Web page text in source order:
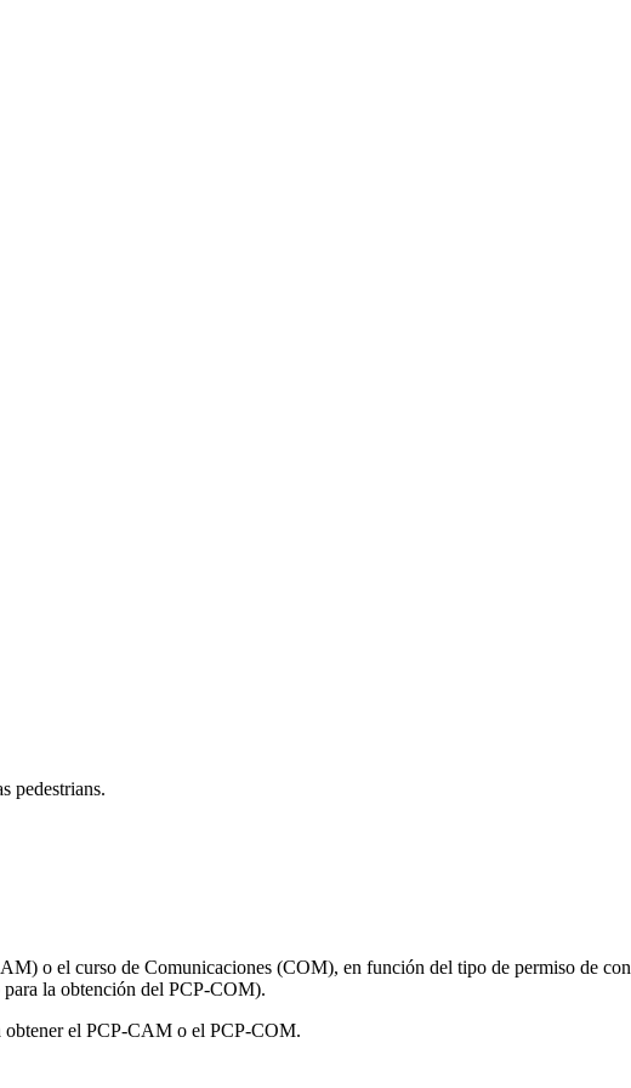
pedestrians.
o el curso de Comunicaciones (COM), en función del tipo de permiso de
la obtención del PCP-COM).
obtener el PCP-CAM o el PCP-COM.